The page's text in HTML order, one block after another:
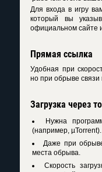
Для входа в игру
который вы
официальном сайте
Прямая ссылка
Удобная при
но при обрыве связи
Загрузка через
Нужна
(например, µTorrent).
Даже при
места обрыва.
Скорость